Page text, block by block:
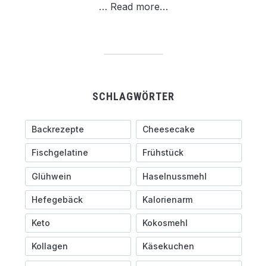
… Read more…
SCHLAGWÖRTER
Backrezepte Cheesecake
Fischgelatine Frühstück
Glühwein Haselnussmehl
Hefegebäck Kalorienarm
Keto Kokosmehl
Kollagen Käsekuchen